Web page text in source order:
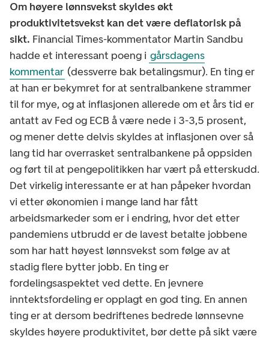
Om høyere lønnsvekst skyldes økt
produktivitetsvekst kan det være deflatorisk på
sikt. Financial Times-kommentator Martin Sandbu
hadde et interessant poeng i gårsdagens
kommentar (dessverre bak betalingsmur). En ting er
at han er bekymret for at sentralbankene strammer
til for mye, og at inflasjonen allerede om et års tid er
antatt av Fed og ECB å være nede i 3-3,5 prosent,
og mener dette delvis skyldes at inflasjonen over så
lang tid har overrasket sentralbankene på oppsiden
og ført til at pengepolitikken har vært på etterskudd.
Det virkelig interessante er at han påpeker hvordan
vi etter økonomien i mange land har fått
arbeidsmarkeder som er i endring, hvor det etter
pandemiens utbrudd er de lavest betalte jobbene
som har hatt høyest lønnsvekst som følge av at
stadig flere bytter jobb. En ting er
fordelingsaspektet ved dette. En jevnere
inntektsfordeling er opplagt en god ting. En annen
ting er at dersom bedriftenes bedrede lønnsevne
skyldes høyere produktivitet, bør dette på sikt være